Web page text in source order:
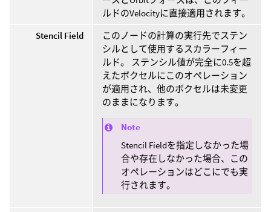
ルドのVelocityに直接適用されます。
Stencil Field
このノードの計算の実行先でステン
シルとして使用するスカラーフィー
ルド。 ステンシル値が完全に0.5を超
えたボクセルにこのオペレーション
が適用され、他のボクセルは未変更
のままになります。
Note
Stencil Fieldを指定しなかった場
合や存在しなかった場合、この
オペレーションはどこにでも実
行されます。